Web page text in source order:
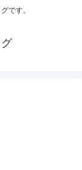
です。